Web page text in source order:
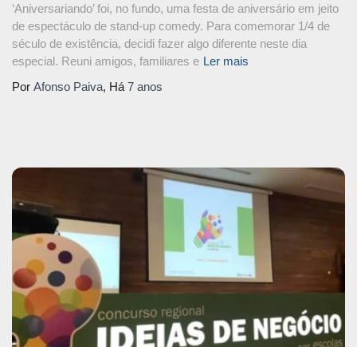
‘Aniversariando’ foi, no fundo, uma festa de aniversário em jeito
de espectáculo de stand-up comedy. Para comemorar 1/4 de
século de existência, decidi fazer algo diferente neste dia
especial. Reuni amigos, familiares e Ler mais
Por Afonso Paiva, Há 7 anos